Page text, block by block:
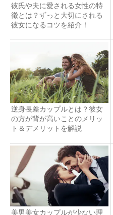
彼氏や夫に愛される女性の特
徴とは？ずっと大切にされる
彼女になるコツを紹介！
逆身長差カップルとは？彼女
の方が背が高いことのメリッ
ト＆デメリットを解説
美男美女カップルが少ない理